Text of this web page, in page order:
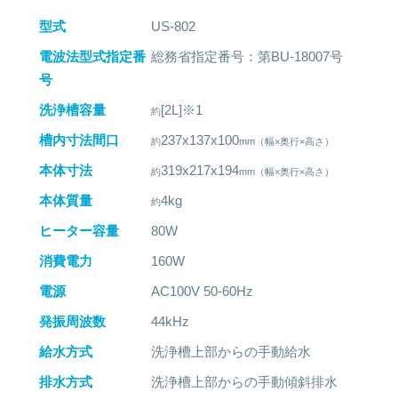
型式
US-802
電波法型式指定番
号
総務省指定番号：第BU-18007号
洗浄槽容量
[2L]※1
槽内寸法間口
237x137x100
本体寸法
319x217x194
本体質量
4kg
ヒーター容量
80W
消費電力
160W
電源
AC100V 50-60Hz
発振周波数
44kHz
給水方式
洗浄槽上部からの手動給水
排水方式
洗浄槽上部からの手動傾斜排水